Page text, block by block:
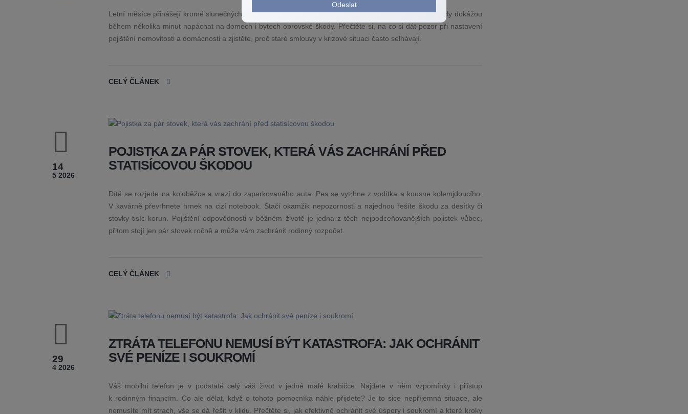
Letní měsíce přinášejí kromě slunečných dnů také prudké bouřky, silný vítr a krupobití. Tyto přírodní živly dokážou
během několika minut napáchat na domech i bytech obrovské škody. Přečtěte si, na co si dát pozor při nastavení
pojištění nemovitosti a domácnosti a zjistěte, proč staré smlouvy v krizové situaci často selhávají.
CELÝ ČLÁNEK
14
5 2026
POJISTKA ZA PÁR STOVEK, KTERÁ VÁS ZACHRÁNÍ PŘED
STATISÍCOVOU ŠKODOU
Dítě se rozjede na koloběžce a vrazí do zaparkovaného auta. Pes se vytrhne z vodítka a kousne kolemjdoucího.
V kavárně převrhnete hrnek na cizí notebook. Stačí okamžik nepozornosti a najednou řešíte škodu za desítky či
stovky tisíc korun. Pojištění odpovědnosti v běžném životě je jedna z těch nejpodceňovanějších pojistek vůbec,
přitom stojí jen pár stovek ročně a může vám zachránit rodinný rozpočet.
CELÝ ČLÁNEK
29
4 2026
ZTRÁTA TELEFONU NEMUSÍ BÝT KATASTROFA: JAK OCHRÁNIT
SVÉ PENÍZE I SOUKROMÍ
Váš mobilní telefon je v podstatě celý váš život v jedné malé krabičce. Najdete v něm vzpomínky i přístup
k rodinným financím. Co ale dělat, když o tohoto pomocníka náhle přijdete? Je to sice nepříjemná situace, ale
nemusíte mít strach, vše se dá řešit v klidu. Přečtěte si, jak efektivně ochránit své úspory i soukromí a které kroky
Odeslat